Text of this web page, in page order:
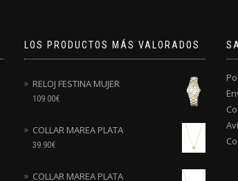
LOS PRODUCTOS MÁS VALORADOS
RELOJ FESTINA MUJER
109.00€
COLLAR MAREA PLATA
39.90€
COLLAR MAREA PLATA